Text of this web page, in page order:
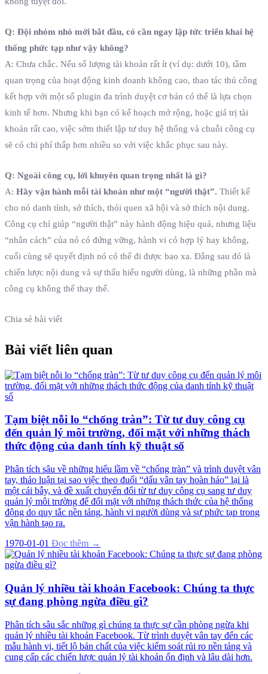
Q: Đội nhóm nhỏ mới bắt đầu, có cần ngay lập tức triển khai hệ
thống phức tạp như vậy không?
A: Chưa chắc. Nếu số lượng tài khoản rất ít (ví dụ: dưới 10), tầm
quan trọng của hoạt động kinh doanh không cao, thao tác thủ công
kết hợp với một số plugin đa trình duyệt cơ bản có thể là lựa chọn
kinh tế hơn. Nhưng khi bạn có kế hoạch mở rộng, hoặc giá trị tài
khoản rất cao, việc sớm thiết lập tư duy hệ thống và chuỗi công cụ
sẽ có chi phí thấp hơn nhiều so với việc khắc phục sau này.
Q: Ngoài công cụ, lời khuyên quan trọng nhất là gì?
A: Hãy vận hành mỗi tài khoản như một “người thật”. Thiết kế
cho nó danh tính, sở thích, thói quen xã hội và sở thích nội dung.
Công cụ chỉ giúp “người thật” này hành động hiệu quả, nhưng liệu
“nhân cách” của nó có đứng vững, hành vi có hợp lý hay không,
cuối cùng sẽ quyết định nó có thể đi được bao xa. Đằng sau đó là
chiến lược nội dung và sự thấu hiểu người dùng, là những phần mà
công cụ không thể thay thế.
Chia sẻ bài viết
Bài viết liên quan
Tạm biệt nỗi lo “chống tràn”: Từ tư duy công cụ
đến quản lý môi trường, đối mặt với những thách
thức động của danh tính kỹ thuật số
Phân tích sâu về những hiểu lầm về “chống tràn” và trình duyệt vân
tay, thảo luận tại sao việc theo đuổi “dấu vân tay hoàn hảo” lại là
một cái bẫy, và đề xuất chuyển đổi từ tư duy công cụ sang tư duy
quản lý môi trường để đối mặt với những thách thức của hệ thống
động do quy tắc nền tảng, hành vi người dùng và sự phức tạp trong
vận hành tạo ra.
1970-01-01 Đọc thêm →
Quản lý nhiều tài khoản Facebook: Chúng ta thực
sự đang phòng ngừa điều gì?
Phân tích sâu sắc những gì chúng ta thực sự cần phòng ngừa khi
quản lý nhiều tài khoản Facebook. Từ trình duyệt vân tay đến các
mẫu hành vi, tiết lộ bản chất của việc kiểm soát rủi ro nền tảng và
cung cấp các chiến lược quản lý tài khoản ổn định và lâu dài hơn.